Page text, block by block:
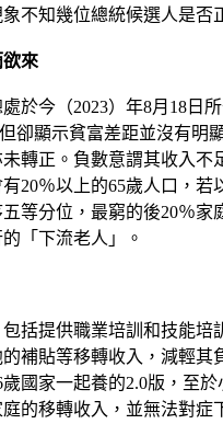
不知幾位總統候選人是否
來
於今（2023）年8月18日
卻顯示貧富差距並沒有明
轉正。負數意謂其收入
20％以上的65歲人口，
等分位，最窮的後20％
「下流老人」。
括提供職業培訓和技能
補貼等移轉收入，減輕其
國家一起養的2.0版，至
的移轉收入，並無法對